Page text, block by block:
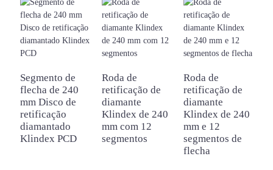
Segmento de
flecha de 240
mm Disco de
retificação
diamantado
Klindex PCD
Roda de
retificação de
diamante
Klindex de 240
mm com 12
segmentos
Roda de
retificação de
diamante
Klindex de 240
mm e 12
segmentos de
flecha